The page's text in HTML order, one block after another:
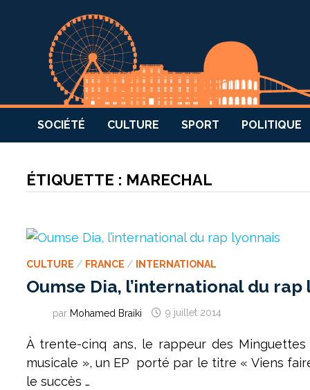
SOCIÉTÉ CULTURE SPORT POLITIQUE
ÉTIQUETTE : MARECHAL
CULTURE / FRANCE / INTERNATIONAL
Oumse Dia, l’international du rap
par Mohamed Braiki 9 juillet 2014
À trente-cinq ans, le rappeur des
musicale », un EP porté par le titre « Viens
le succès …